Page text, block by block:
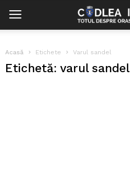
Acasă Etichete Varul sandel
Etichetă: varul sandel